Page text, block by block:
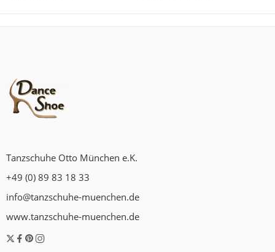
Tanzschuhe Otto München e.K.
+49 (0) 89 83 18 33
info@tanzschuhe-muenchen.de
www.tanzschuhe-muenchen.de